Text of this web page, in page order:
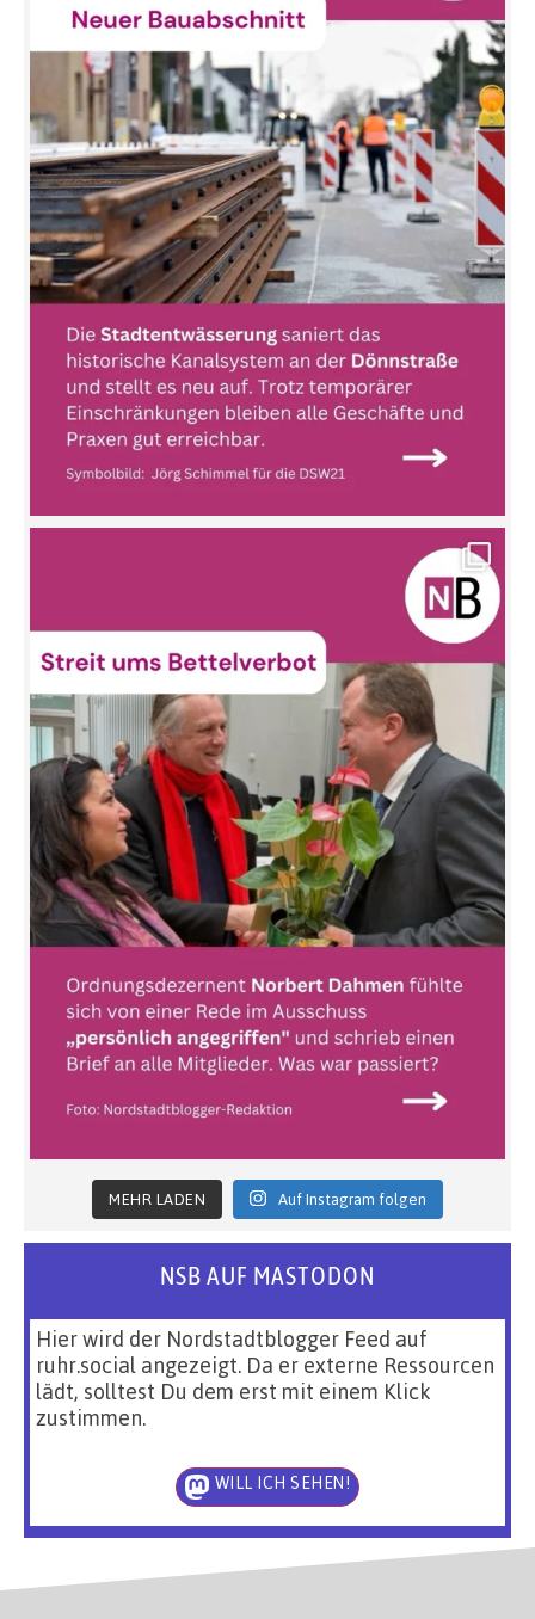
MEHR LADEN Auf Instagram folgen
NSB AUF MASTODON
Hier wird der Nordstadtblogger Feed auf
ruhr.social angezeigt. Da er externe Ressourcen
lädt, solltest Du dem erst mit einem Klick
zustimmen.
WILL ICH SEHEN!